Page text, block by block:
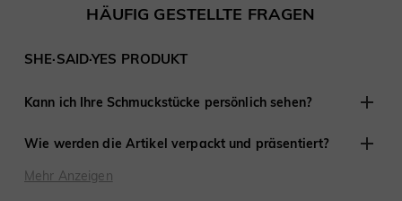
HÄUFIG GESTELLTE FRAGEN
SHE·SAID·YES PRODUKT
Kann ich Ihre Schmuckstücke persönlich sehen?
Obwohl wir keine Einzelhandelsgeschäfte anderswo haben,
sind wir erfahren darin, mit Kunden aus der Ferne zu
arbeiten und haben an Tausenden von Verlobungen und
Wie werden die Artikel verpackt und präsentiert?
Bei SHE·SAID·YES ist die Präsentation entscheidend, daher
Mehr Anzeigen